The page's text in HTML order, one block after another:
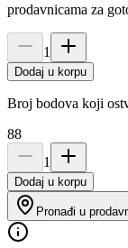
prodavnicama za
1
Dodaj u korpu
Broj bodova koji
88
1
Dodaj u korpu
Pronađi u